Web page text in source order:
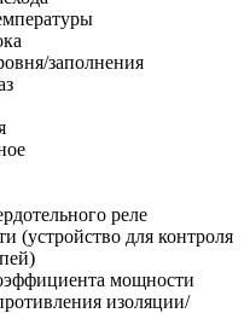
заполнения
реле
(устройство для контроля
мощности
изоляции/